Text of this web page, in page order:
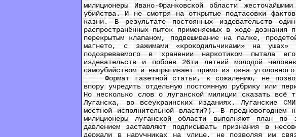
милиционеры Ивано-Франковской области
убийства. И не смотря на открытые подтасовки
казни. В результате постоянных издевательств
распространённых пыток применяемых в ходе
перекрытым клапаном, подвешивание на палке,
магнето, с зажимами «крокодильчиками» на
подозреваемого в хранении наркотиком пытала
издевательств и побоев 26ти летний молодой
самоубийством и выпрыгивает прямо из окна
Формат газетной статьи, к сожалению, не
впору учредить отдельную постоянную рубрику или
Но несколько слов о луганской милиции сказать всё
Луганска, во всеукраинских изданиях. Луганские
местной исполнительной власти?). В
милиционеры луганской области выполняют план по
давлением заставляют подписывать признания в
держали в наручниках на улице, не позволяя им